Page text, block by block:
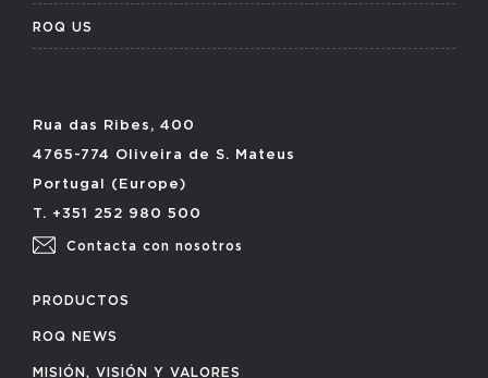
ROQ US
Rua das Ribes, 400
4765-774 Oliveira de S. Mateus
Portugal (Europe)
T. +351 252 980 500
Contacta con nosotros
PRODUCTOS
ROQ NEWS
MISIÓN, VISIÓN Y VALORES